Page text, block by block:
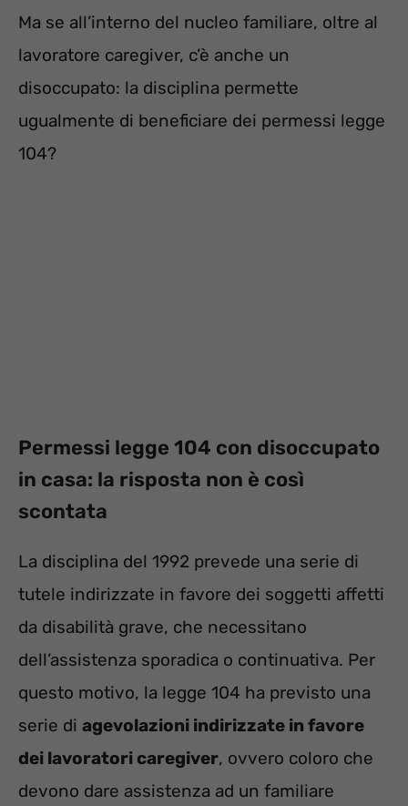
Ma se all’interno del nucleo familiare, oltre al
lavoratore caregiver, c’è anche un
disoccupato: la disciplina permette
ugualmente di beneficiare dei permessi legge
104?
Permessi legge 104 con disoccupato
in casa: la risposta non è così
scontata
La disciplina del 1992 prevede una serie di
tutele indirizzate in favore dei soggetti affetti
da disabilità grave, che necessitano
dell’assistenza sporadica o continuativa. Per
questo motivo, la legge 104 ha previsto una
serie di agevolazioni indirizzate in favore
dei lavoratori caregiver, ovvero coloro che
devono dare assistenza ad un familiare